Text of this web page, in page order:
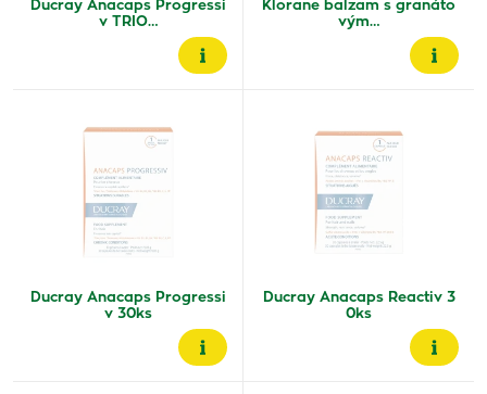
Ducray Anacaps Progressi
v TRIO…
Klorane balzam s granáto
vým…
Ducray Anacaps Progressi
v 30ks
Ducray Anacaps Reactiv 3
0ks